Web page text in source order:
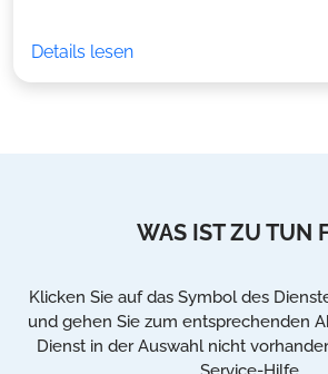
Details lesen
WAS IST ZU TUN
Klicken Sie auf das Symbol des
und gehen Sie zum entsprechenden
Dienst in der Auswahl nicht